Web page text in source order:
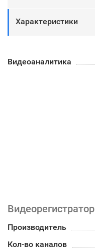
Характеристики
Видеоаналитика
Видеорегистратор
Производитель
Кол-во каналов